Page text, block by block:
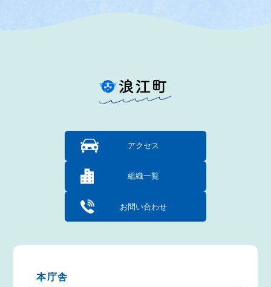
アクセス
組織一覧
お問い合わせ
本庁舎